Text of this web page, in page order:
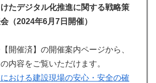
たデジタル化推進に関する戦略策
（2024年6月7日開催）
開催済】の開催案内ページから、
内容をご覧いただけます。
における建設現場の安心・安全の確